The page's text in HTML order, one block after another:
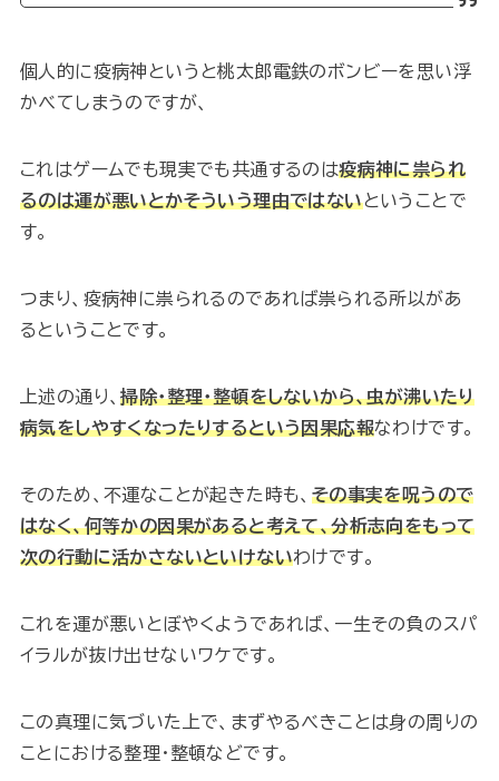
個人的に疫病神というと桃太郎電鉄のボンビーを思い浮
かべてしまうのですが、
これはゲームでも現実でも共通するのは疫病神に祟られ
るのは運が悪いとかそういう理由ではないということで
す。
つまり、疫病神に祟られるのであれば祟られる所以があ
るということです。
上述の通り、掃除・整理・整頓をしないから、虫が沸いたり
病気をしやすくなったりするという因果応報なわけです。
そのため、不運なことが起きた時も、 その事実を呪うので
はなく、何等かの因果があると考えて、分析志向をもって
次の行動に活かさないといけないわけです。
これを運が悪いとぼやくようであれば、一生その負のスパ
イラルが抜け出せないワケです。
この真理に気づいた上で、まずやるべきことは身の周りの
ことにおける整理・整頓などです。